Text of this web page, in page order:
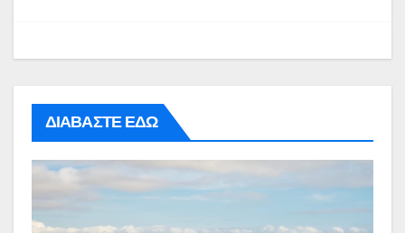
ΔΙΑΒΑΣΤΕ ΕΔΩ